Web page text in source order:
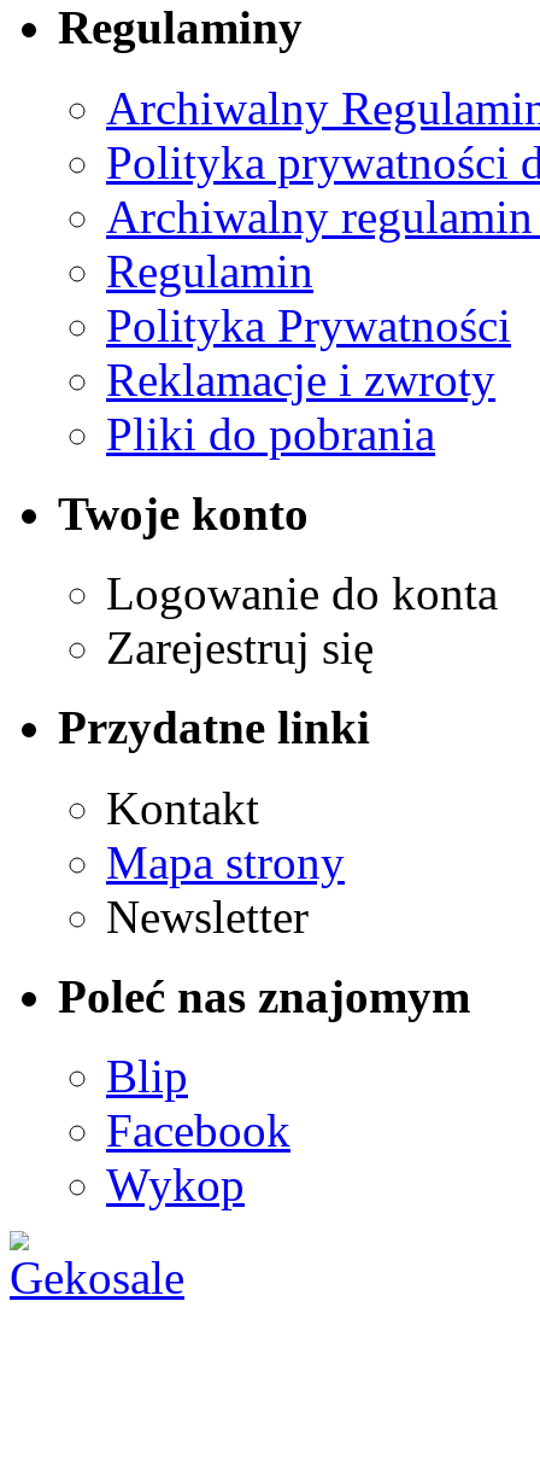
Regulaminy
Archiwalny
Polityka prywatności
Archiwalny
Regulamin
Polityka Prywatności
Reklamacje i zwroty
Pliki do pobrania
Twoje konto
Logowanie do konta
Zarejestruj się
Przydatne linki
Kontakt
Mapa strony
Newsletter
Poleć nas znajomym
Blip
Facebook
Wykop